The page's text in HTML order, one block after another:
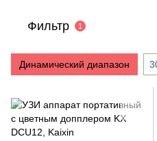
Фильтр 1
Динамический диапазон